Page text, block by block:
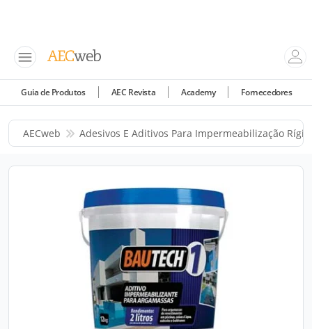
Guia de Produtos AEC Revista Academy Fornecedores
AECweb Adesivos E Aditivos Para Impermeabilização